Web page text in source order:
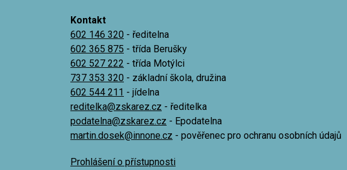
Kontakt
602 146 320 - ředitelna
602 365 875 - třída Berušky
602 527 222 - třída Motýlci
737 353 320 - základní škola, družina
602 544 211 - jídelna
reditelka@zskarez.cz - ředitelka
podatelna@zskarez.cz - Epodatelna
martin.dosek@innone.cz - pověřenec pro ochranu osobních údajů
Prohlášení o přístupnosti